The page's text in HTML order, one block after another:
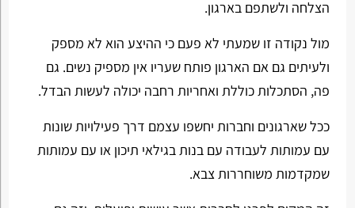
הצלחה ולשתפם בארגון.
מול נקודה זו שמעתי לא פעם כי ההיצע הוא לא מספק
ולעיתים גם אם הארגון פותח שעריו אין מספיק נשים. גם
פה, הסתכלות כוללת ואחריות רחבה יכולה לעשות הבדל.
ככל שארגונים וחברות יחשפו עצמם דרך פעילויות שונות
עם עמותות לעבודה עם בנות בגילאי תיכון או עם עמותות
שמקדמות משוחררות צבא.